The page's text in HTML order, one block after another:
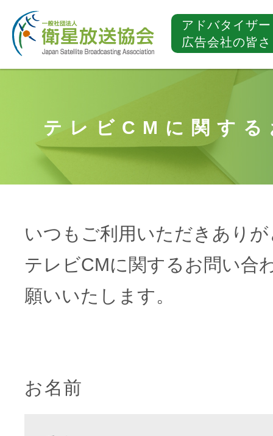
アドバタイザ
広告会社の皆
テレビCMに関す
いつもご利用いただきあり
テレビCMに関するお問い合
願いいたします。
お名前